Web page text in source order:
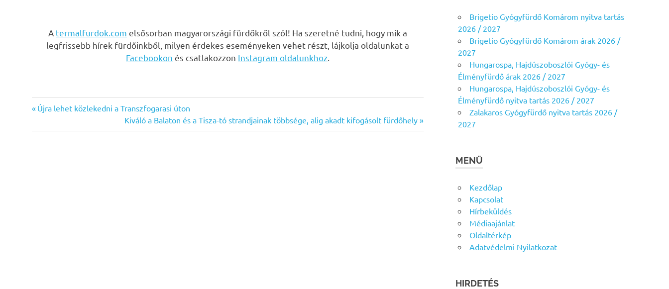
A termalfurdok.com elsősorban magyarországi fürdőkről szól! Ha szeretné tudni, hogy mik a
legfrissebb hírek fürdőinkből, milyen érdekes eseményeken vehet részt, lájkolja oldalunkat a
Facebookon és csatlakozzon Instagram oldalunkhoz
Bejegyzés
navigáció
Previous
Újra lehet közlekedni a Transzfogarasi úton
Next
Post:
Kiváló a Balaton és a Tisza-tó strandjainak többsége, alig akadt kifogásolt fürdőhely
Brigetio Gyógyfürdő Komárom nyitva tartás
2026 / 2027
Brigetio Gyógyfürdő Komárom árak 2026 /
2027
Hungarospa, Hajdúszoboszlói Gyógy- és
Élményfürdő árak 2026 / 2027
Hungarospa, Hajdúszoboszlói Gyógy- és
Élményfürdő nyitva tartás 2026 / 2027
Zalakaros Gyógyfürdő nyitva tartás 2026 /
2027
MENÜ
Kezdőlap
Kapcsolat
Hírbeküldés
Médiaajánlat
Oldaltérkép
Adatvédelmi Nyilatkozat
HIRDETÉS